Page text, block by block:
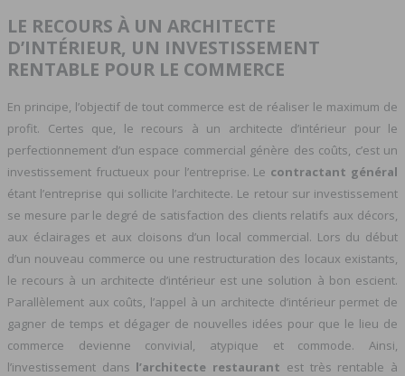
LE RECOURS À UN ARCHITECTE
D’INTÉRIEUR, UN INVESTISSEMENT
RENTABLE POUR LE COMMERCE
En principe, l’objectif de tout commerce est de réaliser le maximum de
profit. Certes que, le recours à un architecte d’intérieur pour le
perfectionnement d’un espace commercial génère des coûts, c’est un
investissement fructueux pour l’entreprise. Le contractant général
étant l’entreprise qui sollicite l’architecte. Le retour sur investissement
se mesure par le degré de satisfaction des clients relatifs aux décors,
aux éclairages et aux cloisons d’un local commercial. Lors du début
d’un nouveau commerce ou une restructuration des locaux existants,
le recours à un architecte d’intérieur est une solution à bon escient.
Parallèlement aux coûts, l’appel à un architecte d’intérieur permet de
gagner de temps et dégager de nouvelles idées pour que le lieu de
commerce devienne convivial, atypique et commode. Ainsi,
l’investissement dans l’architecte restaurant est très rentable à